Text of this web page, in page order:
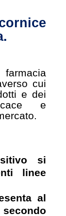
cui
e dei
e
si
linee
al